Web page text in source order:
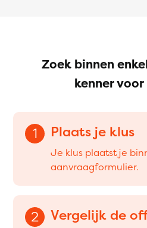
Zoek binnen
kenner
1 Plaats je klus
Je klus plaatst je
aanvraagformulier.
2 Vergelijk de